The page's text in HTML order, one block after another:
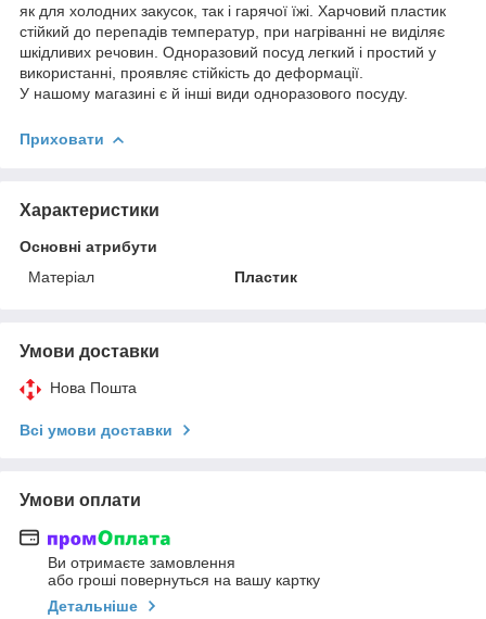
як для холодних закусок, так і гарячої їжі. Харчовий пластик
стійкий до перепадів температур, при нагріванні не виділяє
шкідливих речовин. Одноразовий посуд легкий і простий у
використанні, проявляє стійкість до деформації.
У нашому магазині є й інші види одноразового посуду.
Приховати
Характеристики
Основні атрибути
Матеріал
Пластик
Умови доставки
Нова Пошта
Всі умови доставки
Умови оплати
Ви отримаєте замовлення
або гроші повернуться на вашу картку
Детальніше